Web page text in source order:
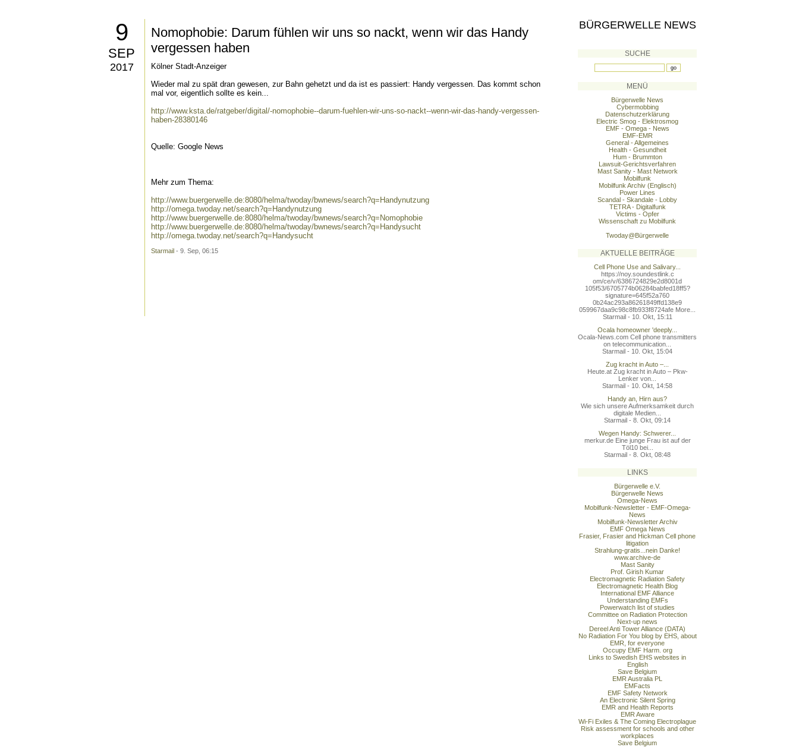
9
SEP
2017
Nomophobie: Darum fühlen wir uns so nackt, wenn wir das Handy
vergessen haben
Kölner Stadt-Anzeiger
Wieder mal zu spät dran gewesen, zur Bahn gehetzt und da ist es passiert: Handy vergessen. Das kommt schon
mal vor, eigentlich sollte es kein...
http://www.ksta.de/ratgeber/digital/-nomophobie--darum-fuehlen-wir-uns-so-nackt--wenn-wir-das-handy-vergessen-
haben-28380146
Quelle: Google News
Mehr zum Thema:
http://www.buergerwelle.de:8080/helma/twoday/bwnews/search?q=Handynutzung
http://omega.twoday.net/search?q=Handynutzung
http://www.buergerwelle.de:8080/helma/twoday/bwnews/search?q=Nomophobie
http://www.buergerwelle.de:8080/helma/twoday/bwnews/search?q=Handysucht
http://omega.twoday.net/search?q=Handysucht
Starmail - 9. Sep, 06:15
BÜRGERWELLE NEWS
SUCHE
MENÜ
Bürgerwelle News
Cybermobbing
Datenschutzerklärung
Electric Smog - Elektrosmog
EMF - Omega - News
EMF-EMR
General - Allgemeines
Health - Gesundheit
Hum - Brummton
Lawsuit-Gerichtsverfahren
Mast Sanity - Mast Network
Mobilfunk
Mobilfunk Archiv (Englisch)
Power Lines
Scandal - Skandale - Lobby
TETRA - Digitalfunk
Victims - Opfer
Wissenschaft zu Mobilfunk
Twoday@Bürgerwelle
AKTUELLE BEITRÄGE
Cell Phone Use and Salivary...
https://noy.soundestlink.c
om/ce/v/6386724829e2d8001d
105f53/6705774b06284babfed18ff5?
signature=645f52a760
0b24ac293a86261849ffd138e9
059967daa9c98c8fb933f8724afe More...
Starmail - 10. Okt, 15:11
Ocala homeowner 'deeply...
Ocala-News.com Cell phone transmitters
on telecommunication...
Starmail - 10. Okt, 15:04
Zug kracht in Auto –...
Heute.at Zug kracht in Auto – Pkw-
Lenker von...
Starmail - 10. Okt, 14:58
Handy an, Hirn aus?
Wie sich unsere Aufmerksamkeit durch
digitale Medien...
Starmail - 8. Okt, 09:14
Wegen Handy: Schwerer...
merkur.de Eine junge Frau ist auf der
Töl10 bei...
Starmail - 8. Okt, 08:48
LINKS
Bürgerwelle e.V.
Bürgerwelle News
Omega-News
Mobilfunk-Newsletter - EMF-Omega-
News
Mobilfunk-Newsletter Archiv
EMF Omega News
Frasier, Frasier and Hickman Cell phone
litigation
Strahlung-gratis...nein Danke!
www.archive-de
Mast Sanity
Prof. Girish Kumar
Electromagnetic Radiation Safety
Electromagnetic Health Blog
International EMF Alliance
Understanding EMFs
Powerwatch list of studies
Committee on Radiation Protection
Next-up news
Dereel Anti Tower Alliance (DATA)
No Radiation For You blog by EHS, about
EMR, for everyone
Occupy EMF Harm. org
Links to Swedish EHS websites in
English
Save Belgium
EMR Australia PL
EMFacts
EMF Safety Network
An Electronic Silent Spring
EMR and Health Reports
EMR Aware
Wi-Fi Exiles & The Coming Electroplague
Risk assessment for schools and other
workplaces
Save Belgium